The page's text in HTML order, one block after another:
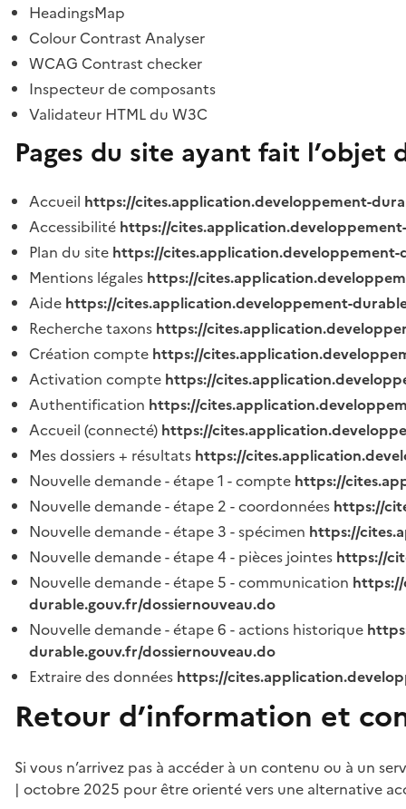
HeadingsMap
Colour Contrast Analyser
WCAG Contrast checker
Inspecteur de composants
Validateur HTML du W3C
Pages du site ayant fait
Accueil https://cites.application.developpement-
Accessibilité https://
Plan du site https://
Mentions légales https://
Aide https://cites.application.developpement-
Recherche taxons https://
Création compte https://
Activation compte https://
Authentification https://
Accueil (connecté) https://
Mes dossiers + résultats https://
Nouvelle demande - étape 1 - compte https://
Nouvelle demande - étape 2 - coordonnées https://
Nouvelle demande - étape 3 - spécimen https://
Nouvelle demande - étape 4 - pièces jointes https://
Nouvelle demande - étape 5 - communication
durable.gouv.fr/dossiernouveau.do
Nouvelle demande - étape 6 - actions historique
durable.gouv.fr/dossiernouveau.do
Extraire des données https://
Retour d’information et
Si vous n’arrivez pas à accéder à un contenu ou à un
| octobre 2025 pour être orienté vers une alternative